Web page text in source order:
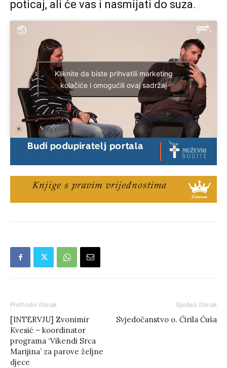
poticaj, ali će vas i nasmijati do suza.
Kliknite da biste prihvatili marketing
kolačiće i omogućili ovaj sadržaj
Prethodni članak
[INTERVJU] Zvonimir
Kvesić – koordinator
programa ‘Vikendi Srca
Marijina’ za parove željne
djece
Sljedeći članak
Svjedočanstvo o. Ćirila Ćuša